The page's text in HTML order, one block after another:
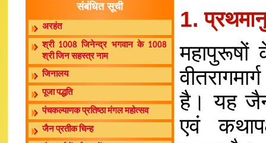
संबंधित सूची
अरहंत
श्री 1008 जिनेन्द्र भगवान के 1008
श्री जिन सहस्त्र नाम
जिनालय
पूजा पद्धति
पंचकल्याणक प्रतिष्ठा मंगल महोत्सव
जैन प्रतीक चिन्ह
1.
महापुरूषों
है। यह
एवं